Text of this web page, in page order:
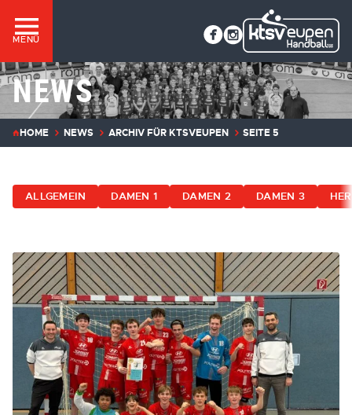
MENÜ
NEWS
HOME NEWS ARCHIV FÜR KTSVEUPEN SEITE 5
ALLGEMEIN DAMEN 1 DAMEN 2 DAMEN 3